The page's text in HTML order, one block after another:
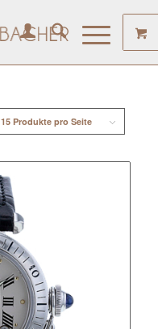
15 Produkte pro Seite